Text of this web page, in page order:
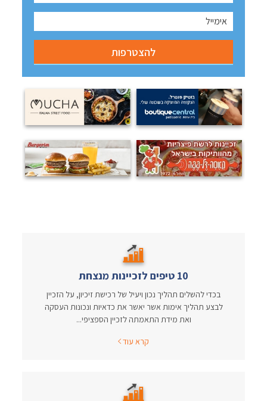
10 טיפים לזכיינות מנצחת
בכדי להשלים תהליך נכון ויעיל של רכישת זיכיון, על הזכיין
לבצע תהליך אימות אשר יאשר את כדאיות ונכונות העסקה
ואת מידת התאמתה לזכיין הספציפי...
קרא עוד